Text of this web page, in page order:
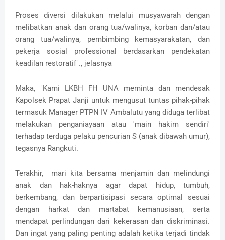
Proses diversi dilakukan melalui musyawarah dengan
melibatkan anak dan orang tua/walinya, korban dan/atau
orang tua/walinya, pembimbing kemasyarakatan, dan
pekerja sosial professional berdasarkan pendekatan
keadilan restoratif"., jelasnya
Maka, "Kami LKBH FH UNA meminta dan mendesak
Kapolsek Prapat Janji untuk mengusut tuntas pihak-pihak
termasuk Manager PTPN IV Ambalutu yang diduga terlibat
melakukan penganiayaan atau 'main hakim sendiri'
terhadap terduga pelaku pencurian S (anak dibawah umur),
tegasnya Rangkuti.
Terakhir, mari kita bersama menjamin dan melindungi
anak dan hak-haknya agar dapat hidup, tumbuh,
berkembang, dan berpartisipasi secara optimal sesuai
dengan harkat dan martabat kemanusiaan, serta
mendapat perlindungan dari kekerasan dan diskriminasi.
Dan ingat yang paling penting adalah ketika terjadi tindak